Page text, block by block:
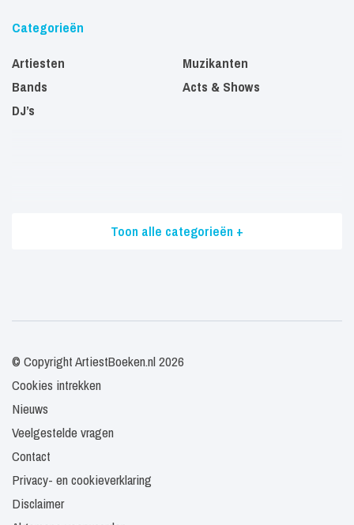
Categorieën
Artiesten
Bands
DJ’s
Muzikanten
Acts & Shows
Toon alle categorieën +
© Copyright ArtiestBoeken.nl 2026
Cookies intrekken
Nieuws
Veelgestelde vragen
Contact
Privacy- en cookieverklaring
Disclaimer